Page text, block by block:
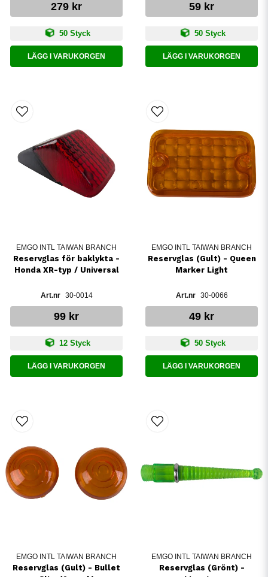
279 kr
50 Styck
LÄGG I VARUKORGEN
59 kr
50 Styck
LÄGG I VARUKORGEN
EMGO INTL TAIWAN BRANCH
Reservglas för baklykta -
Honda XR-typ / Universal
30-0014
99 kr
12 Styck
LÄGG I VARUKORGEN
EMGO INTL TAIWAN BRANCH
Reservglas (Gult) - Queen
Marker Light
30-0066
49 kr
50 Styck
LÄGG I VARUKORGEN
EMGO INTL TAIWAN BRANCH
Reservglas (Gult) - Bullet
EMGO INTL TAIWAN BRANCH
Reservglas (Grönt) -